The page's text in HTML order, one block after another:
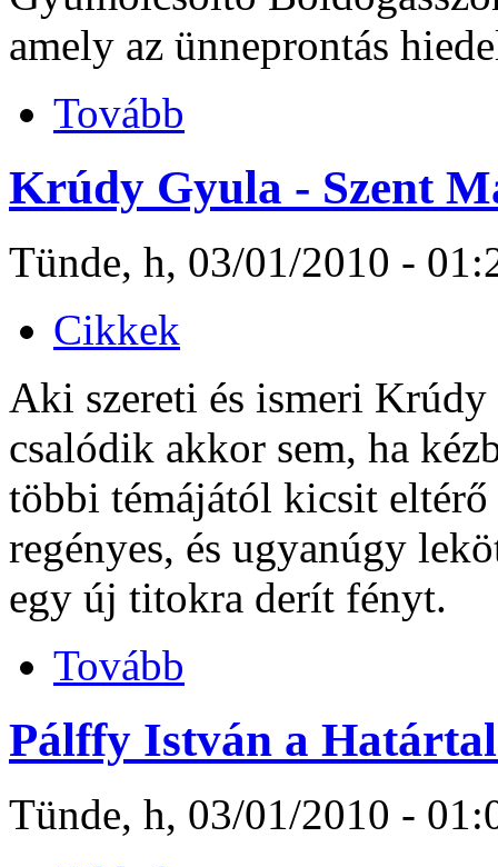
amely az ünneprontás
Tovább
Krúdy Gyula - Szent
Tünde, h, 03/01/2010 -
Cikkek
Aki szereti és ismeri
csalódik akkor sem, ha
többi témájától kicsit
regényes, és ugyanúgy
egy új titokra derít fényt.
Tovább
Pálffy István a
Tünde, h, 03/01/2010 -